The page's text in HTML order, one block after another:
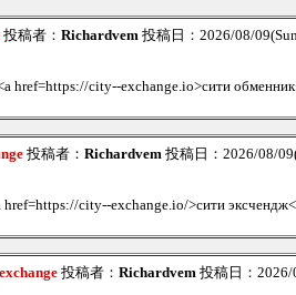
投稿者： Richardvem 投稿日：2026/08/
href=https://city--exchange.io>сити
投稿者： Richardvem 投稿日：2026/08/
href=https://city--exchange.io/>сити
投稿者： Richardvem 投稿日：